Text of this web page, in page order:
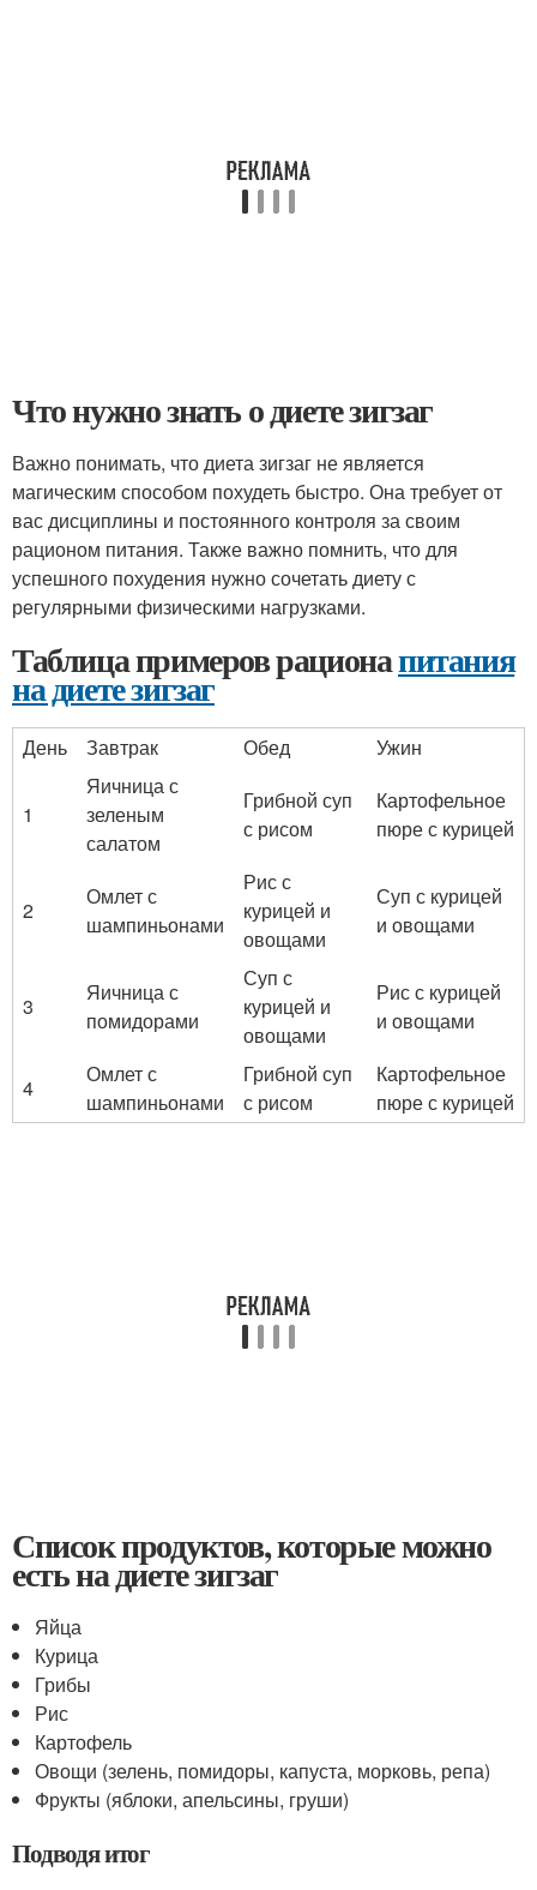
Что нужно знать о диете зигзаг
Важно понимать, что диета зигзаг не является
магическим способом похудеть быстро. Она требует от
вас дисциплины и постоянного контроля за своим
рационом питания. Также важно помнить, что для
успешного похудения нужно сочетать диету с
регулярными физическими нагрузками.
Таблица примеров рационапитания
на диете зигзаг
День Завтрак Обед Ужин
1
Яичница с
зеленым
салатом
Грибной суп
с рисом
Картофельное
пюре с курицей
2
Омлет с
шампиньонами
Рис с
курицей и
овощами
Суп с курицей
и овощами
3
Яичница с
помидорами
Суп с
курицей и
овощами
Рис с курицей
и овощами
4
Омлет с
шампиньонами
Грибной суп
с рисом
Картофельное
пюре с курицей
Список продуктов, которые можно
есть на диете зигзаг
Яйца
Курица
Грибы
Рис
Картофель
Овощи (зелень, помидоры, капуста, морковь, репа)
Фрукты (яблоки, апельсины, груши)
Подводя итог